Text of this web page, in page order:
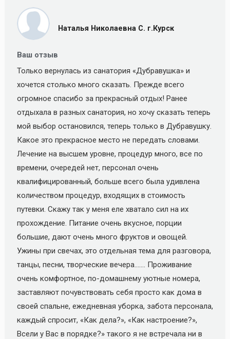
Наталья Николаевна С. г.Курск
Ваш отзыв
Только вернулась из санатория «Дубравушка» и
хочется столько много сказать. Прежде всего
огромное спасибо за прекрасный отдых! Ранее
отдыхала в разных санатория, но хочу сказать теперь
мой выбор остановился, теперь только в Дубравушку.
Какое это прекрасное место не передать словами.
Лечение на высшем уровне, процедур много, все по
времени, очередей нет, персонал очень
квалифицированный, больше всего была удивлена
количеством процедур, входящих в стоимость
путевки. Скажу так у меня еле хватало сил на их
прохождение. Питание очень вкусное, порции
большие, дают очень много фруктов и овощей.
Ужины при свечах, это отдельная тема для разговора,
танцы, песни, творческие вечера……. Проживание
очень комфортное, по-домашнему уютные номера,
заставляют почувствовать себя просто как дома в
своей спальне, ежедневная уборка, забота персонала,
каждый спросит, «Как дела?», «Как настроение?»,
Всели у Вас в порядке?» такого я не встречала ни в